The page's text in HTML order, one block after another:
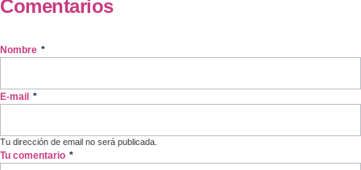
Comentarios
Nombre *
E-mail *
Tu dirección de email no será publicada.
Tu comentario *